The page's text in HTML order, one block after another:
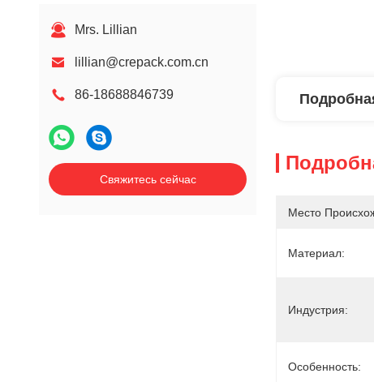
Mrs. Lillian
lillian@crepack.com.cn
86-18688846739
Свяжитесь сейчас
Место
Материал:
Индустрия:
Особенность: